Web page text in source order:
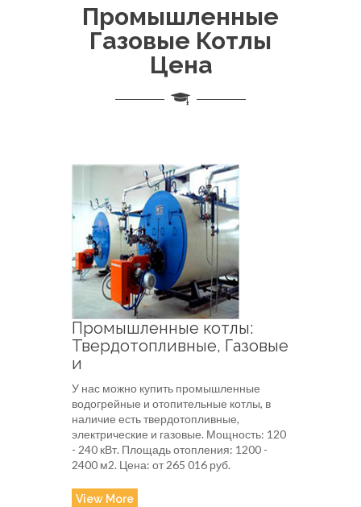
Промышленные
Газовые Котлы
Цена
Промышленные котлы:
Твердотопливные, Газовые
и
У нас можно купить промышленные
водогрейные и отопительные котлы, в
наличие есть твердотопливные,
электрические и газовые. Мощность: 120
- 240 кВт. Площадь отопления: 1200 -
2400 м2. Цена: от 265 016 руб.
View More